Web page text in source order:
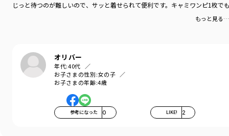
じっと待つのが難しいので、サッと着せられて便利です。キャミワンピ1枚
もっと見る…
オリバー
年代:40代
お子さまの性別:女の子
お子さまの年齢:4歳
参考になった 0 LIKE! 2